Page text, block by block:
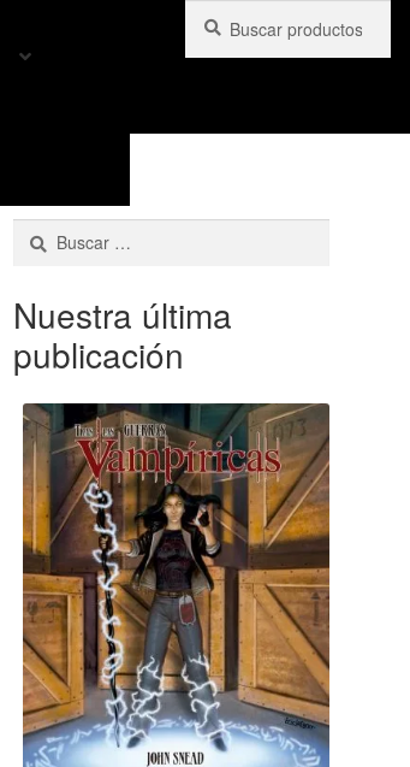
por:
Buscar:
Nuestra última
publicación